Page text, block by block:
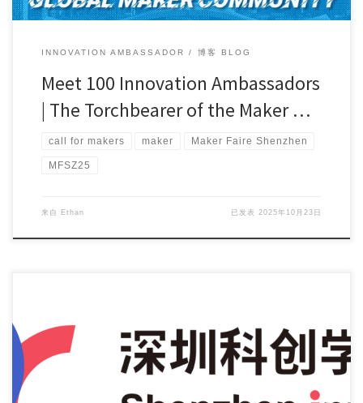
INNOVATION AMBASSADOR 博客 BLOG
Meet 100 Innovation Ambassadors
| The Torchbearer of the Maker …
call for makers maker Maker Faire Shenzhen
MFSZ25
来自 Ethan 已发表2025年10月23日
For this year, Maker Faire Shenzhen 2025 returns w […]